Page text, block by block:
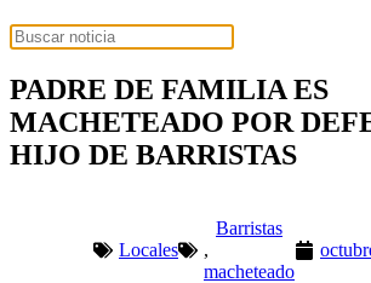
PADRE DE FAMILIA ES
MACHETEADO POR
HIJO DE BARRISTAS
Locales
Barristas
,
macheteado